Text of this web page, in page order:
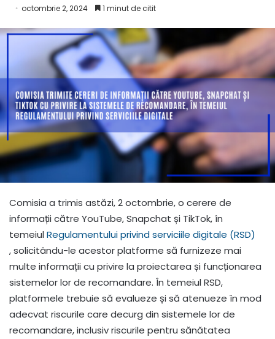
octombrie 2, 2024 1 minut de citit
Comisia a trimis astăzi, 2 octombrie, o cerere de
informații către YouTube, Snapchat și TikTok, în
temeiulRegulamentului privind serviciile digitale (RSD)
, solicitându-le acestor platforme să furnizeze mai
multe informații cu privire la proiectarea și funcționarea
sistemelor lor de recomandare. În temeiul RSD,
platformele trebuie să evalueze și să atenueze în mod
adecvat riscurile care decurg din sistemele lor de
recomandare, inclusiv riscurile pentru sănătatea